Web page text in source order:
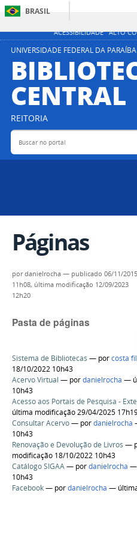
ACESSIBILIDADE ALTO
BRASIL
UNIVERSIDADE FEDERAL DA
CENTRAL
REITORIA
Buscar no portal
Páginas
pordanielrocha — publicado 06/11/2015
11h08, última modificação 12/09/2023
12h20
Pasta de páginas
Sistema de Bibliotecas — porcosta
18/10/2022 10h43
Acervo Virtual — pordanielrocha —
10h43
Acesso aos Portais de Pesquisa -
última modificação 29/04/2025
Consultar Acervo— pordanielrocha
10h43
Renovação e Devolução de Livros —
modificação 18/10/2022 10h43
Catálogo SIGAA— pordanielrocha —
10h43
Facebook— pordanielrocha —